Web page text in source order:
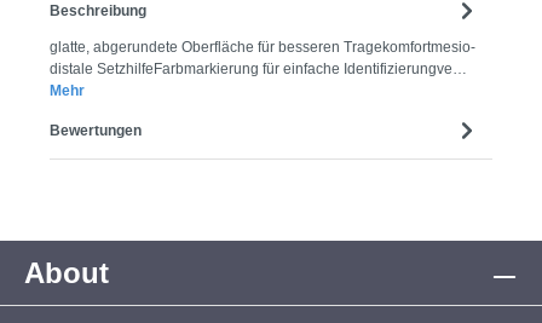
Beschreibung
glatte, abgerundete Oberfläche für besseren Tragekomfortmesio-
distale SetzhilfeFarbmarkierung für einfache Identifizierungve…
Mehr
Bewertungen
About